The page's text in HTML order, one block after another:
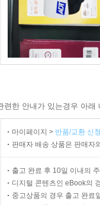
한 안내가 있는경우 아
마이페이지 > 반품/교환 신
판매자 배송 상품은 판매자
출고 완료 후 10일 이내의
디지털 콘텐츠인 eBook의
중고상품의 경우 출고 완료